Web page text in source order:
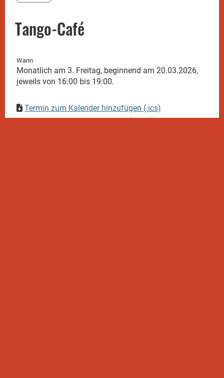
Tango-Café
Wann
Monatlich am 3. Freitag, beginnend am 20.03.2026,
jeweils von 16:00 bis 19:00.
Termin zum Kalender hinzufügen (.ics)